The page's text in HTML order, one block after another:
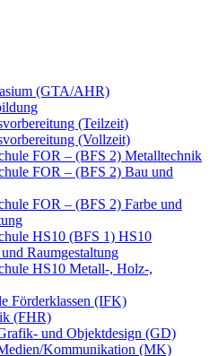
(GTA/AHR)
(Teilzeit)
(Vollzeit)
FOR – (BFS 2) Metalltechnik
FOR – (BFS 2) Bau und
FOR – (BFS 2) Farbe und
HS10 (BFS 1) HS10
Raumgestaltung
HS10 Metall-, Holz-,
Förderklassen (IFK)
(FHR)
und Objektdesign (GD)
Kommunikation (MK)